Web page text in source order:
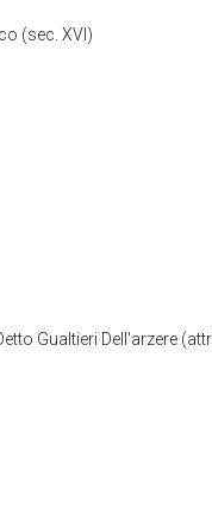
(sec. XVI)
Gualtieri Dell'arzere